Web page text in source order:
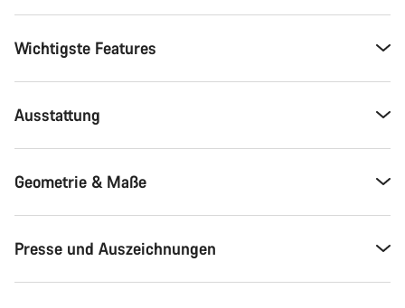
Wichtigste Features
Ausstattung
Geometrie & Maße
Presse und Auszeichnungen